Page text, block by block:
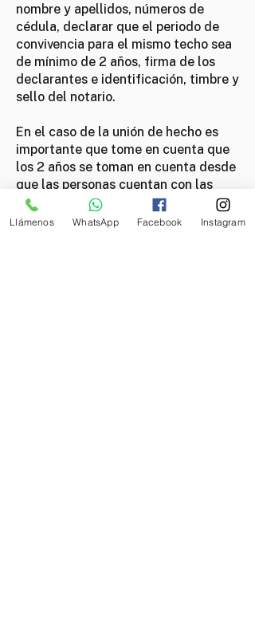
nombre y apellidos, números de
cédula, declarar que el periodo de
convivencia para el mismo techo sea
de mínimo de 2 años, firma de los
declarantes e identificación, timbre y
sello del notario.
En el caso de la unión de hecho es
importante que tome en cuenta que
los 2 años se toman en cuenta desde
que las personas cuentan con las
aptitudes legales para hacerlo:
mayores de 18 años, divorcio o
Llámenos WhatsApp Facebook Instagram